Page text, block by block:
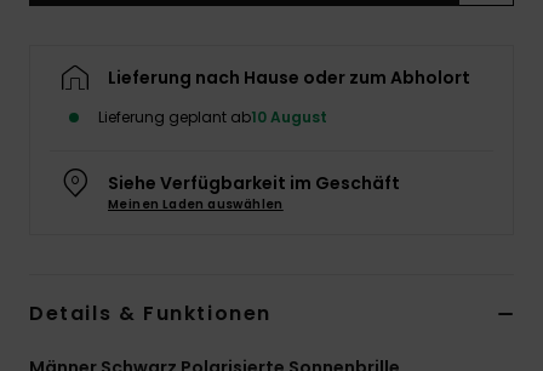
Lieferung nach Hause oder zum Abholort
Lieferung geplant ab10 August
Siehe Verfügbarkeit im Geschäft
Meinen Laden auswählen
Details & Funktionen